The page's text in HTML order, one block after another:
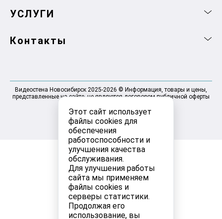
Этот сайт использует
файлы cookies для
обеспечения
работоспособности и
улучшения качества
обслуживания.
Для улучшения работы
сайта мы применяем
файлы cookies и
серверы статистики.
Продолжая его
использование, вы
УСЛУГИ
Контакты
Видеостена Новосибирск 2025-2026 © Информация, товары и цены,
представленные на сайте, не являются договором публичной оферты